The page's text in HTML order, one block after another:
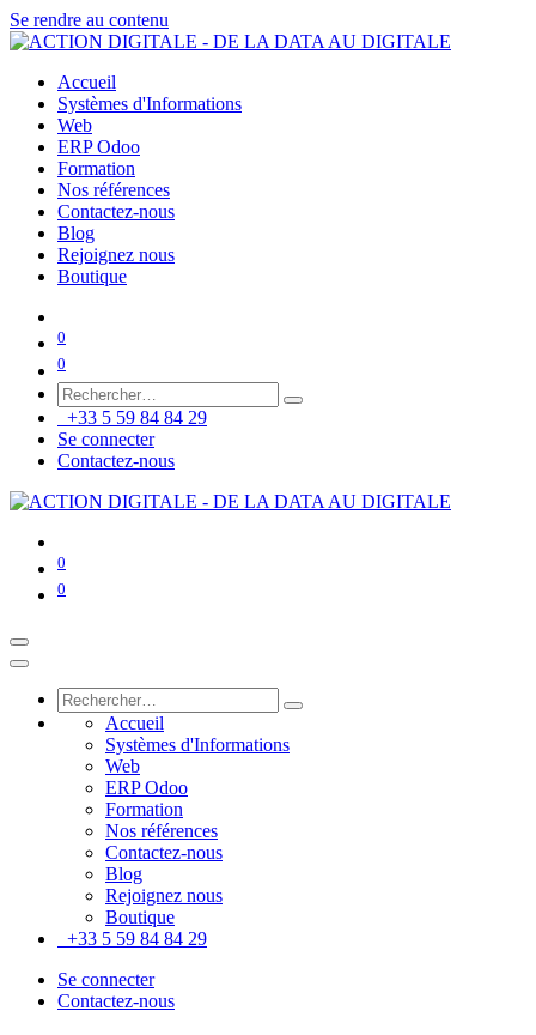
Se rendre au contenu
Accueil
Systèmes d'Informations
Web
ERP Odoo
Formation
Nos références
Contactez-nous
Blog
Rejoignez nous
Boutique
0
0
+33 5 59 84 84 29
Se connecter
Contactez-nous
0
0
Accueil
Systèmes d'Informations
Web
ERP Odoo
Formation
Nos références
Contactez-nous
Blog
Rejoignez nous
Boutique
+33 5 59 84 84 29
Se connecter
Contactez-nous